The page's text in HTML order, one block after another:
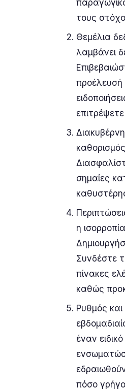
τους
Θεμέλια
λαμβάνει
προέλευσή
σημαίες
η
Συνδέστε
πίνακες
καθώς
Ρυθμός
έναν
πόσο